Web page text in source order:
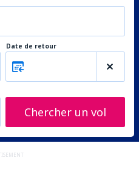
Date de retour
Chercher un vol